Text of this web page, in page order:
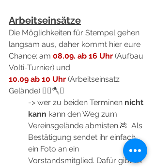
Arbeitseinsätze
Die Möglichkeiten für Stempel gehen
langsam aus, daher kommt hier eure
Chance: am 08.09. ab 16 Uhr (Aufbau
Volti-Turnier) und
10.09 ab 10 Uhr (Arbeitseinsatz
Gelände) 👷‍♀️🪓⛰️
-> wer zu beiden Terminen nicht
kann kann den Weg zum
Vereinsgelände abmisten.💩  Als
Bestätigung sendet ihr einfach
ein Foto an ein
Vorstandsmitglied. Dafür gibt es